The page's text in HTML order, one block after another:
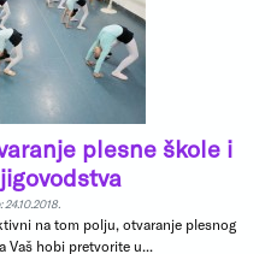
plesne škole i
na tom polju, otvaranje plesnog
Vaš hobi pretvorite u...